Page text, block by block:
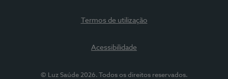
Termos de utilização
Acessibilidade
© Luz Saúde 2026. Todos os direitos reservados.